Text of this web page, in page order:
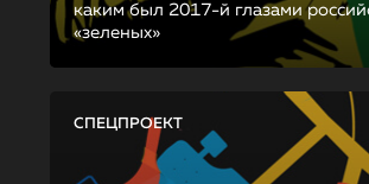
каким был 2017-й глазами
«зеленых»
СПЕЦПРОЕКТ